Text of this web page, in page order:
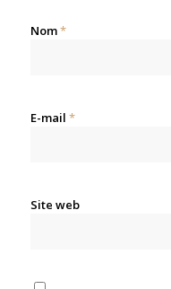
Nom*
E-mail *
Site web